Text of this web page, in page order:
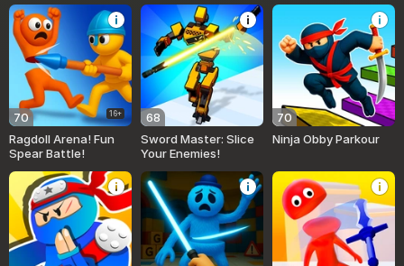
70 16+
Ragdoll Arena! Fun
Spear Battle!
68
Sword Master: Slice
Your Enemies!
70
Ninja Obby Parkour